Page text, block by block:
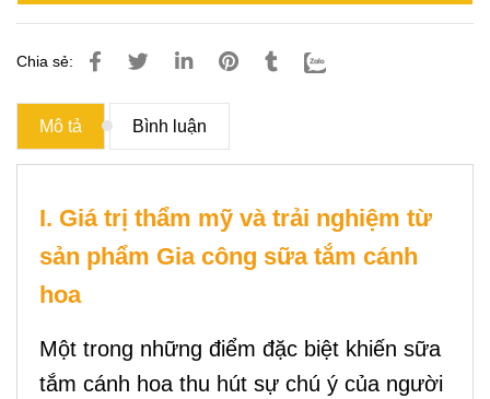
Chia sẻ:
Mô tả Bình luận
I. Giá trị thẩm mỹ và trải nghiệm từ
sản phẩm Gia công sữa tắm cánh
hoa
Một trong những điểm đặc biệt khiến sữa
tắm cánh hoa thu hút sự chú ý của người